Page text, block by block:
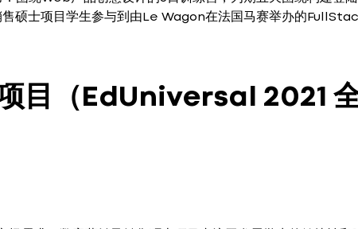
硕士项目学生参与到由Le Wagon在法国马赛举办的
目（EdUniversal 2021